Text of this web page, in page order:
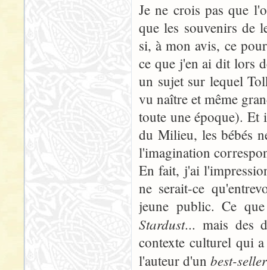
Je ne crois pas que
que les souvenirs de
si, à mon avis, ce
ce que j'en ai dit lors
un sujet sur lequel
vu naître et même
toute une époque). Et
du Milieu, les bébés
l'imagination
En fait, j'ai
ne serait-ce
jeune public. Ce
Stardust... mais des
contexte culturel qui
l'auteur d'unbest-seller